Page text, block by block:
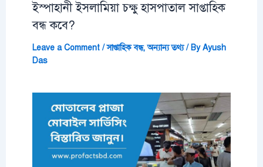
ইস্পাহানী ইসলামিয়া চক্ষু হাসপাতাল সাপ্তাহিক
বন্ধ কবে?
Leave a Comment /সাপ্তাহিক বন্ধ,অন্যান্য তথ্য/ ByAyush
Das